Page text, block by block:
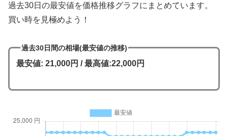
過去30日の最安値を価格推移グラフにまとめています。
買い時を見極めよう！
過去30日間の相場(最安値の推移)
最安値: 21,000円 / 最高値:22,000円